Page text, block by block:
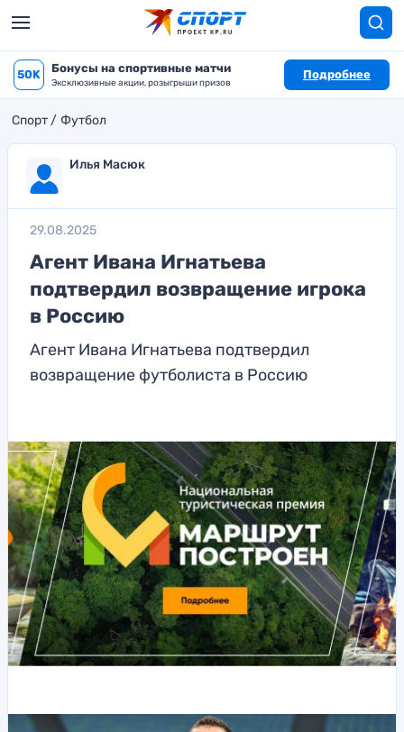
50K Бонусы на спортивные матчи
Эксклюзивные акции, розыгрыши призов
Подробнее
Спорт Футбол
Илья Масюк
29.08.2025
Агент Ивана Игнатьева
подтвердил возвращение игрока
в Россию
Агент Ивана Игнатьева подтвердил
возвращение футболиста в Россию